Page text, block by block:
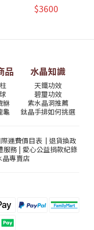
$3600
品
貅
龜
水晶知識
天鐵功效
碧璽功效
紫水晶洞推薦
鈦晶手排如何挑選
運費價目表| 退貨換政
服務 | 愛心公益捐款紀錄
專賣店